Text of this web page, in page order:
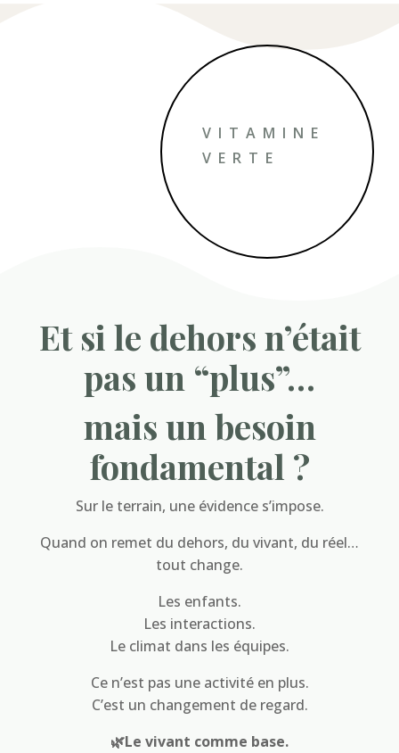
VITAMINE
VERTE
Et si le dehors n’était
pas un “plus”…
mais un besoin
fondamental ?
Sur le terrain, une évidence s’impose.
Quand on remet du dehors, du vivant, du réel…
tout change.
Les enfants.
Les interactions.
Le climat dans les équipes.
Ce n’est pas une activité en plus.
C’est un changement de regard.
🌿Le vivant comme base.